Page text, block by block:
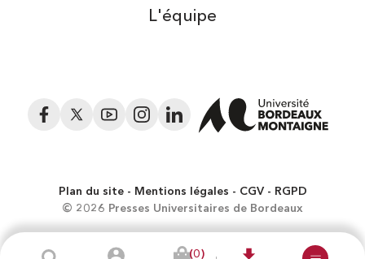
(0)
L'équipe
Facebook
Twitter YouTubeInstagramLinkedIn
Plan du site Mentions légales CGV
RGPD
© 2026 Presses Universitaires de Bordeaux